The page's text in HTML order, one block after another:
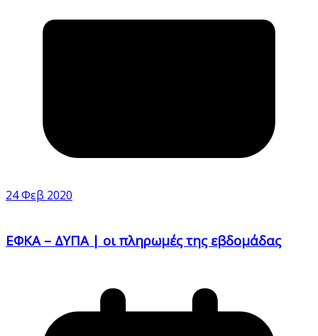
24 Φεβ 2020
ΕΦΚΑ – ΔΥΠΑ | οι πληρωμές της εβδομάδας